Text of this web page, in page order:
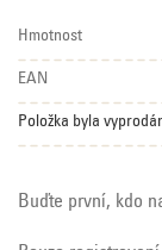
Hmotnost
EAN
Položka byla
Buďte první, kdo